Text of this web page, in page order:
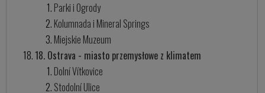
Parki i Ogrody
Kolumnada i Mineral Springs
Miejskie Muzeum
18. Ostrava - miasto przemysłowe z klimatem
Dolní Vítkovice
Stodolní Ulice